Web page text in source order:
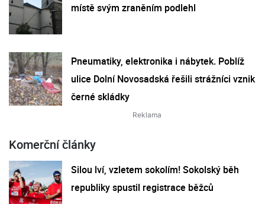
místě svým zraněním podlehl
Pneumatiky, elektronika i nábytek. Poblíž
ulice Dolní Novosadská řešili strážníci vznik
černé skládky
Komerční články
Silou lví, vzletem sokolím! Sokolský běh
republiky spustil registrace běžců